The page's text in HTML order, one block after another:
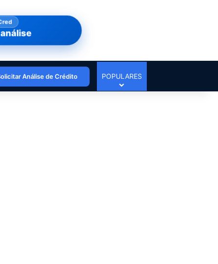
Análise de Crédito POPULARES